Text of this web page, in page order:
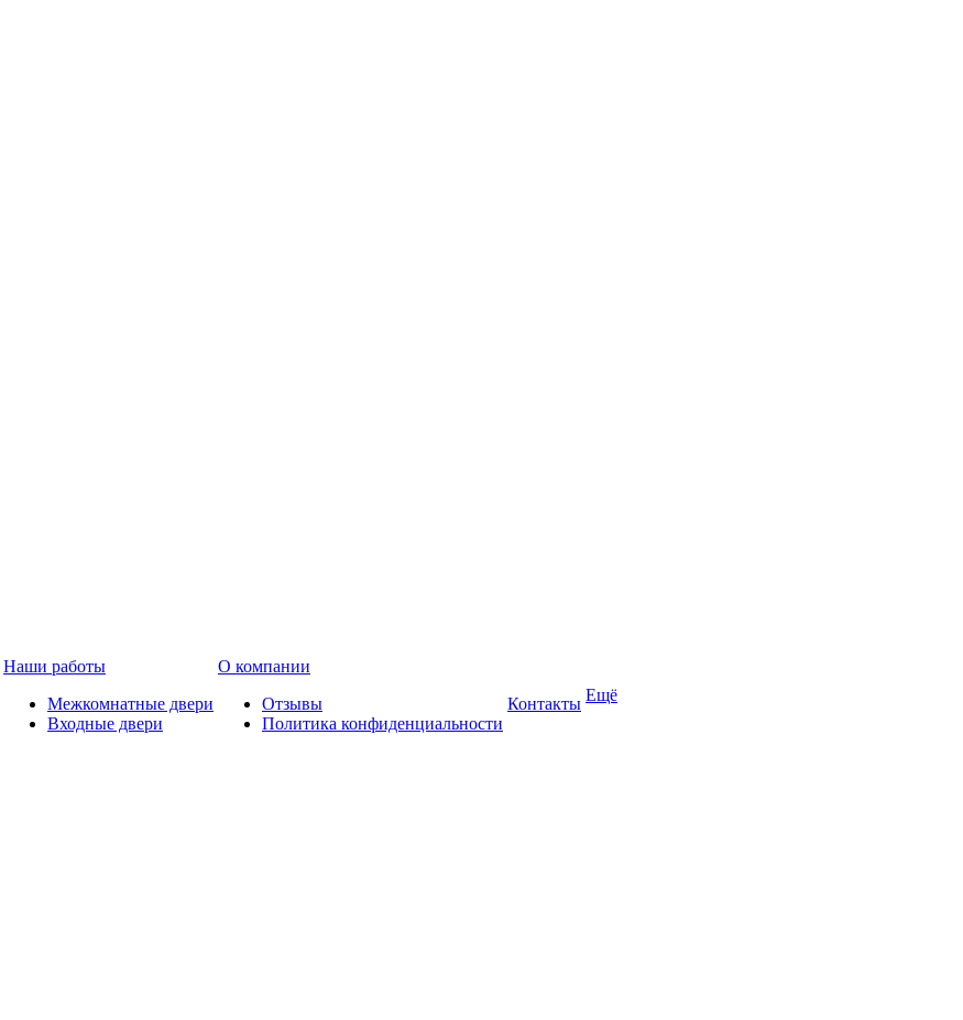
Наши работы
Межкомнатные двери
Входные двери
О компании
Отзывы
Политика конфиденциальности
Контакты Ещё